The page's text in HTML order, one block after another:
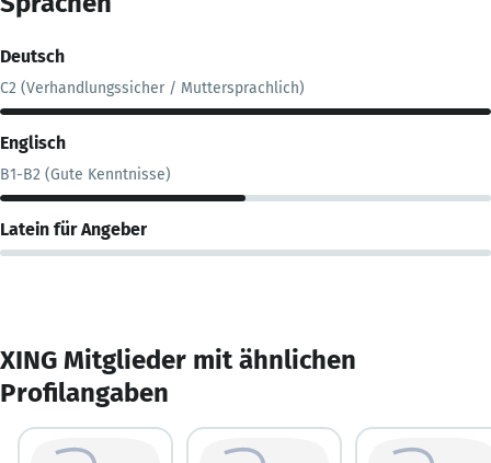
Deutsch
C2 (Verhandlungssicher / Muttersprachlich)
Englisch
B1-B2 (Gute Kenntnisse)
Latein für Angeber
XING Mitglieder mit ähnlichen
Profilangaben